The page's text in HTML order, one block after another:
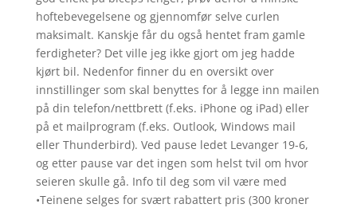
hoftebevegelsene og gjennomfør selve curlen
maksimalt. Kanskje får du også hentet fram gamle
ferdigheter? Det ville jeg ikke gjort om jeg hadde
kjørt bil. Nedenfor finner du en oversikt over
innstillinger som skal benyttes for å legge inn mailen
på din telefon/nettbrett (f.eks. iPhone og iPad) eller
på et mailprogram (f.eks. Outlook, Windows mail
eller Thunderbird). Ved pause ledet Levanger 19-6,
og etter pause var det ingen som helst tvil om hvor
seieren skulle gå. Info til deg som vil være med
•Teinene selges for svært rabattert pris (300 kroner